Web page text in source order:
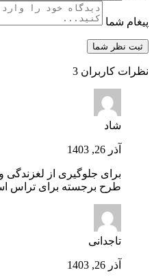
پیغام شما
نظرات کاربران 3
شاد
آذر 26, 1403
برای جلوگیری از لغزندگی
طرح برجسته برای تراس
تاجدانی
آذر 26, 1403